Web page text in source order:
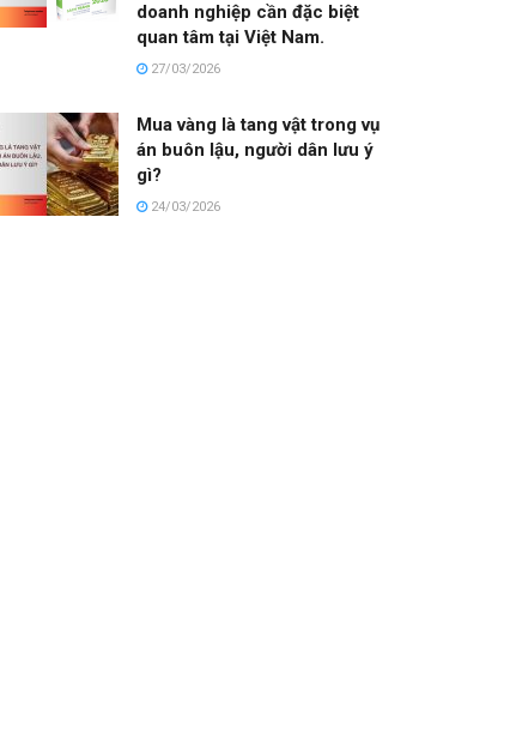
doanh nghiệp cần đặc biệt
quan tâm tại Việt Nam.
27/03/2026
Mua vàng là tang vật trong vụ
án buôn lậu, người dân lưu ý
gì?
24/03/2026